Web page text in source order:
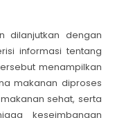
dilanjutkan dengan
informasi tentang
menampilkan
makanan diproses
sehat, serta
keseimbangan